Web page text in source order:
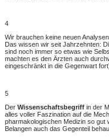
4
Wir brauchen keine neuen
Das wissen wir seit Jahrzehnten:
sind noch immer so etwas wie
machten es den Ärzten auch
eingeschränkt in die Gegenwart
5
Der Wissenschaftsbegriff in der
alles voller Faszination auf die
pharmakologischen Medizin so gut
Belangen auch das Gegenteil